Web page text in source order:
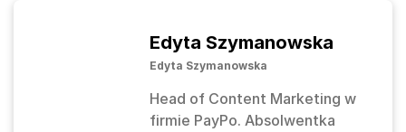
Edyta Szymanowska
Edyta Szymanowska
Head of Content Marketing w
firmie PayPo. Absolwentka